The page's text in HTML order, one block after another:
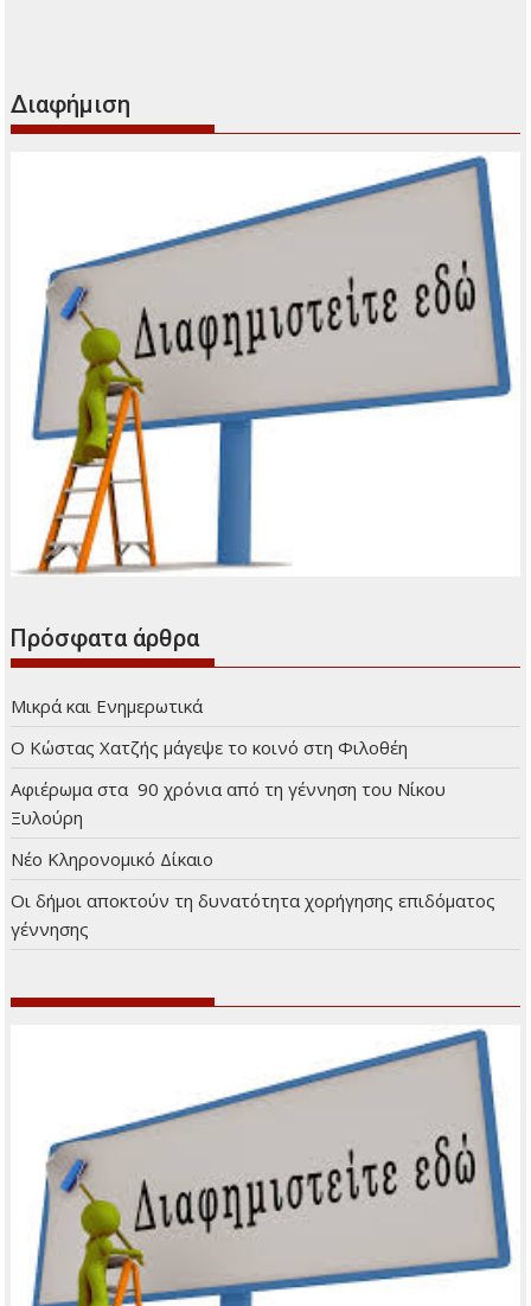
Διαφήμιση
Πρόσφατα άρθρα
Μικρά και Ενημερωτικά
Ο Κώστας Χατζής μάγεψε το κοινό στη Φιλοθέη
Αφιέρωμα στα 90 χρόνια από τη γέννηση του Νίκου
Ξυλούρη
Νέο Κληρονομικό Δίκαιο
Οι δήμοι αποκτούν τη δυνατότητα χορήγησης επιδόματος
γέννησης